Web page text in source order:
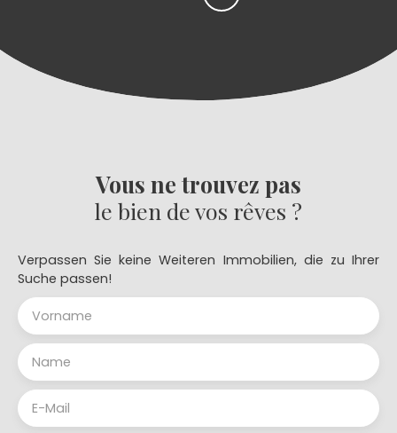
Vous ne trouvez pas
le bien de vos rêves ?
Verpassen Sie keine Weiteren Immobilien, die zu Ihrer
Suche passen!
Vorname
Name
E-Mail